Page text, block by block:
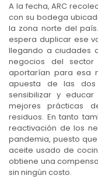
A la fecha, ARC
con su bodega
la zona norte del
espera duplicar ese
llegando a ciudades
negocios del sector
aportarían para esa
apuesta de las
sensibilizar y
mejores prácticas
residuos. En tanto
reactivación de los
pandemia, puesto
aceite usado de
obtiene una
sin ningún costo.